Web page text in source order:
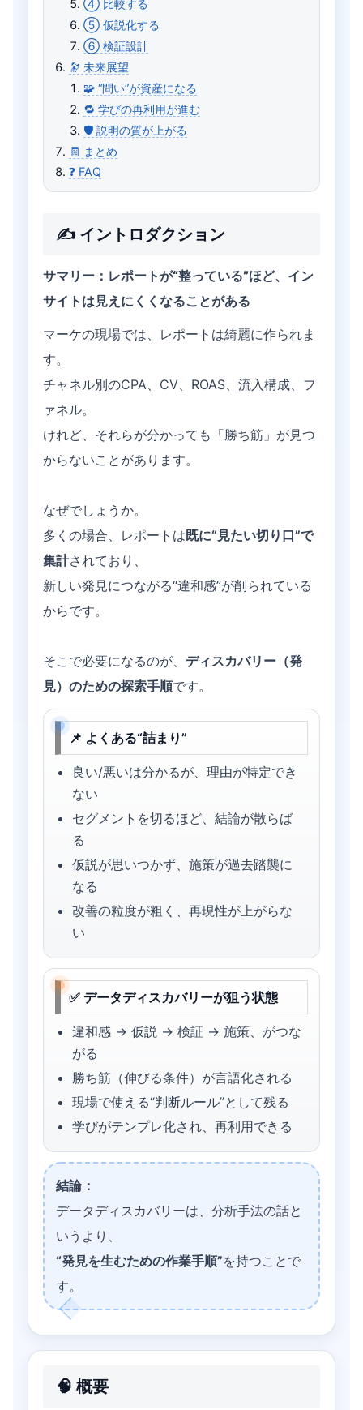
④ 比較する
⑤ 仮説化する
⑥ 検証設計
🔭 未来展望
🧩 “問い”が資産になる
🔁 学びの再利用が進む
🛡 説明の質が上がる
🧾 まとめ
❓ FAQ
✍️ イントロダクション
サマリー：レポートが“整っている”ほど、イン
サイトは見えにくくなることがある
マーケの現場では、レポートは綺麗に作られま
す。
チャネル別のCPA、CV、ROAS、流入構成、フ
ァネル。
けれど、それらが分かっても「勝ち筋」が見つ
からないことがあります。
なぜでしょうか。
多くの場合、レポートは既に“見たい切り口”で
集計されており、
新しい発見につながる“違和感”が削られている
からです。
そこで必要になるのが、 ディスカバリー（発
見）のための探索手順です。
📌 よくある“詰まり”
良い/悪いは分かるが、理由が特定でき
ない
セグメントを切るほど、結論が散らば
る
仮説が思いつかず、施策が過去踏襲に
なる
改善の粒度が粗く、再現性が上がらな
い
✅ データディスカバリーが狙う状態
違和感 → 仮説 → 検証 → 施策、がつな
がる
勝ち筋（伸びる条件）が言語化される
現場で使える“判断ルール”として残る
学びがテンプレ化され、再利用できる
結論：
データディスカバリーは、分析手法の話と
いうより、
“発見を生むための作業手順”を持つことで
す。
🧠 概要